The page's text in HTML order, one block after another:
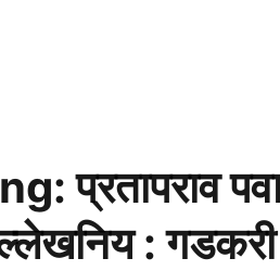
प्रतापराव
: गडकरी